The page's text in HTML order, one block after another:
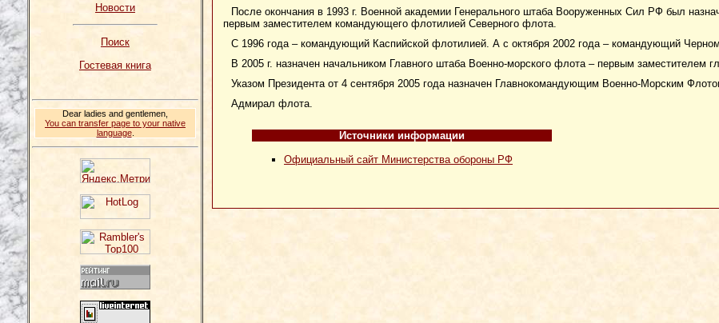
Новости
Поиск
Гостевая книга
Dear ladies and gentlemen,
You can transfer page to your native
language.
После окончания в 1993 г. Военной академии Генерального штаба Вооруженных Сил РФ был
первым заместителем командующего флотилией Северного флота.
С 1996 года – командующий Каспийской флотилией. А с октября 2002 года – командующий
В 2005 г. назначен начальником Главного штаба Военно-морского флота – первым заместителем
Указом Президента от 4 сентября 2005 года назначен Главнокомандующим Военно-Морским
Адмирал флота.
Источники информации
Официальный сайт Министерства обороны РФ